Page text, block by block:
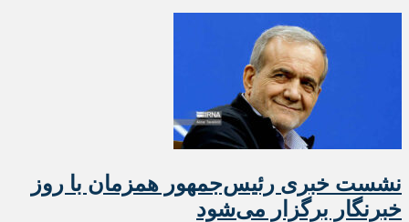
نشست خبری رئیس‌جمهور همزمان با روز
خبرنگار برگزار می‌شود